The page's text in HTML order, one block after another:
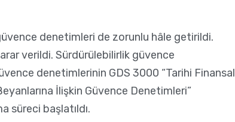
denetimleri de zorunlu hâle getirildi.
verildi. Sürdürülebilirlik güvence
denetimlerinin GDS 3000 “Tarihi Finansal
İlişkin Güvence Denetimleri”
süreci başlatıldı.